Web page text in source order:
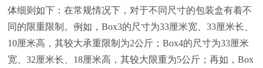
体细则如下：在常规情况下，对于不同尺寸的包装盒有着不
同的限重限制。例如，Box3的尺寸为33厘米宽、33厘米长、
10厘米高，其较大承重限制为2公斤；Box4的尺寸为33厘米
宽、32厘米长、18厘米高，其较大限重为5公斤；再如，Box